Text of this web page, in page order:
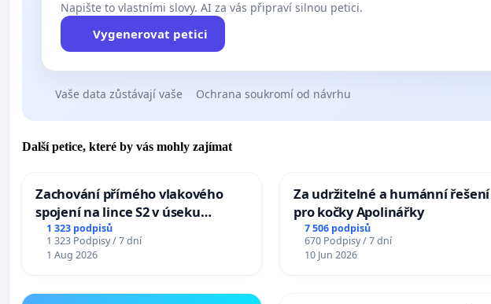
Napište to vlastními slovy. AI za vás připraví silnou petici.
Vygenerovat petici
Vaše data zůstávají vaše Ochrana soukromí od návrhu
Další petice, které by vás mohly zajímat
Zachování přímého vlakového
spojení na lince S2 v úseku
Ostrava – Bohumín – Karviná –
Mosty u Jablunkova
1 323 podpisů
1 323 Podpisy / 7 dní
1 Aug 2026
Za udržitelné a humánní řešení
pro kočky Apolinářky
7 506 podpisů
670 Podpisy / 7 dní
10 Jun 2026